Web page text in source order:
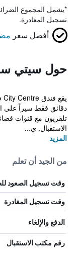
*يشمل المجموع
تسجيل المغادرة.
أفضل سعر
حول سيتي
دقائق فقط سيراً على
تلفزيون مع قنوات
الاستقبال. ي...
المزيد
من الجيد أن تعلم
وقت تسجيل الصعود
وقت تسجيل المغادرة
الدفع والإلغاء
رقم مكتب الاستقبال